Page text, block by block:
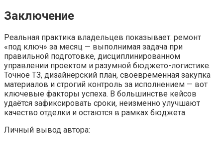
Заключение
Реальная практика владельцев показывает: ремонт
«под ключ» за месяц — выполнимая задача при
правильной подготовке, дисциплинированном
управлении проектом и разумной бюджето-логистике.
Точное ТЗ, дизайнерский план, своевременная закупка
материалов и строгий контроль за исполнением — вот
ключевые факторы успеха. В большинстве кейсов
удаётся зафиксировать сроки, неизменно улучшают
качество отделки и остаются в рамках бюджета.
Личный вывод автора: